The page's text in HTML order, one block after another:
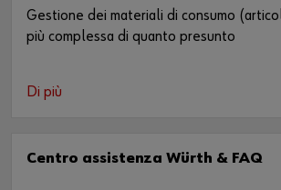
Gestione dei materiali di consumo
più complessa di quanto presunto
Di più
Centro assistenza Würth & FAQ